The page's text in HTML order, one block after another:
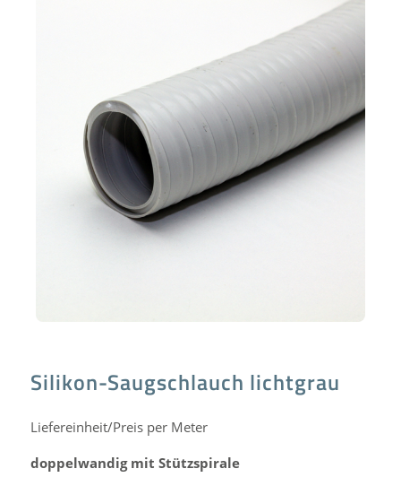
Silikon-Saugschlauch lichtgrau
Liefereinheit/Preis per Meter
doppelwandig mit Stützspirale